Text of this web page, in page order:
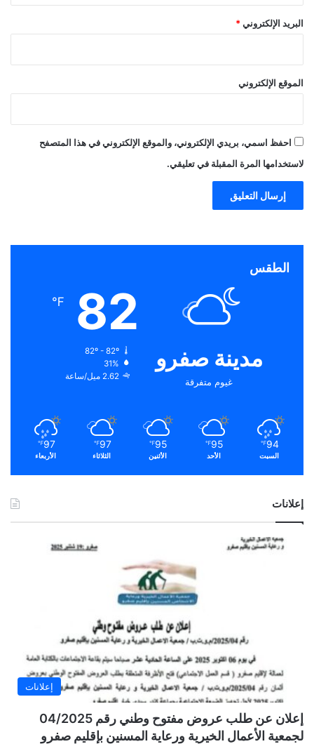
البريد الإلكتروني *
الموقع الإلكتروني
احفظ اسمي، بريدي الإلكتروني، والموقع الإلكتروني في هذا المتصفح
لاستخدامها المرة المقبلة في تعليقي.
الطقس
مدينة صفرو
غيوم متفرقة
82
℉
82º - 82º
31%
2.62 ميل/ساعة
94
℉
السبت
95
℉
الأحد
95
℉
الأثنين
97
℉
الثلاثاء
97
℉
الأربعاء
إعلانات
إعلانات
إعلان عن طلب عروض مفتوح وطني رقم 04/2025
لجمعية الأعمال الخيرية ورعاية المسنين بإقليم صفرو